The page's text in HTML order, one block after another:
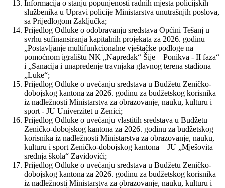
Informacija o stanju popunjenosti radnih mjesta policijskih
službenika u Upravi policije Ministarstva unutrašnjih poslova,
sa Prijedlogom Zaključka;
Prijedlog Odluke o odobravanju sredstava Općini Tešanj u
svrhu sufinansiranja kapitalnih projekata za 2026. godinu
„Postavljanje multifunkcionalne vještačke podloge na
pomoćnom igralištu NK „Napredak“ Šije – Ponikva - II faza“
i „Sanacija i unapređenje travnjaka glavnog terena stadiona
„Luke“;
Prijedlog Odluke o uvećanju sredstava u Budžetu Zeničko-
dobojskog kantona za 2026. godinu za budžetskog korisnika
iz nadležnosti Ministarstva za obrazovanje, nauku, kulturu i
sport - JU Univerzitet u Zenici;
Prijedlog Odluke o uvećanju vlastitih sredstava u Budžetu
Zeničko-dobojskog kantona za 2026. godinu za budžetskog
korisnika iz nadležnosti Ministarstva za obrazovanje, nauku,
kulturu i sport Zeničko-dobojskog kantona – JU „Mješovita
srednja škola“ Zavidovići;
Prijedlog Odluke o uvećanju sredstava u Budžetu Zeničko-
dobojskog kantona za 2026. godinu za budžetskog korisnika
iz nadležnosti Ministarstva za obrazovanje, nauku, kulturu i